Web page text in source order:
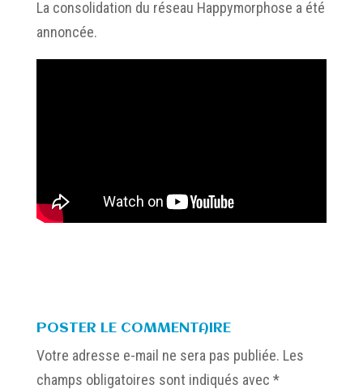
La consolidation du réseau Happymorphose a été
annoncée.
POSTER LE COMMENTAIRE
Votre adresse e-mail ne sera pas publiée. Les
champs obligatoires sont indiqués avec *